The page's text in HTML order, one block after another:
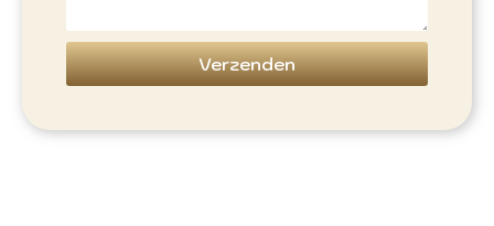
Verzenden